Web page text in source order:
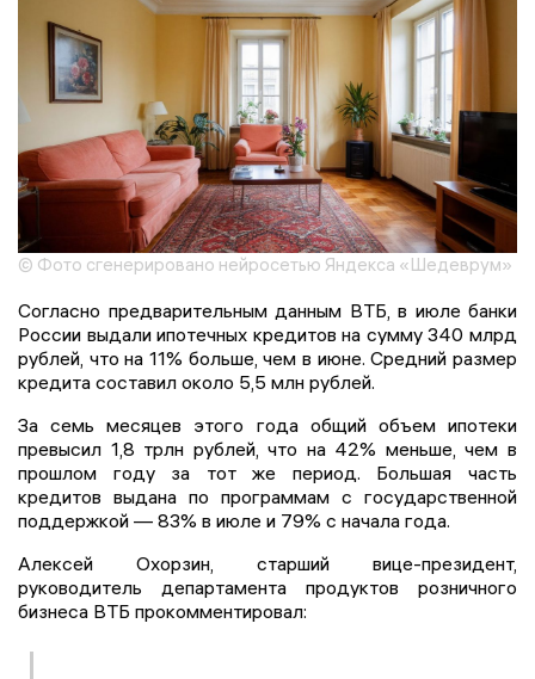
© Фото сгенерировано нейросетью Яндекса «Шедеврум»
Согласно предварительным данным ВТБ, в июле банки
России выдали ипотечных кредитов на сумму 340 млрд
рублей, что на 11% больше, чем в июне. Средний размер
кредита составил около 5,5 млн рублей.
За семь месяцев этого года общий объем ипотеки
превысил 1,8 трлн рублей, что на 42% меньше, чем в
прошлом году за тот же период. Большая часть
кредитов выдана по программам с государственной
поддержкой — 83% в июле и 79% с начала года.
Алексей Охорзин, старший вице-президент,
руководитель департамента продуктов розничного
бизнеса ВТБ прокомментировал: